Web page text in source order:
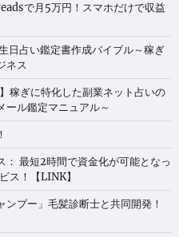
で月5万円！スマホだけで収益
日占い鑑定書作成バイブル～稼ぎ
ネス
稼ぎに特化した副業ネット占いの
ール鑑定マニュアル～
： 最短2時間で資金化が可能となっ
ス！【LINK】
ンプー」毛髪診断士と共同開発！